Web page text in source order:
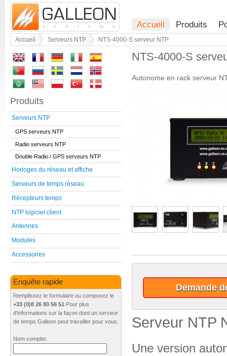
Accueil Produits
Accueil Serveurs NTP NTS-4000-S serveur NTP
NTS-4000-S
Autonome en rack serveur
Demande
Serveur NTP
Une version
Produits
Serveurs NTP
GPS serveurs NTP
Radio serveurs NTP
Double Radio / GPS serveurs NTP
Horloges du réseau et affiche
Serveurs de temps réseau
Récepteurs temps
NTP logiciel client
Antennes
Modules
Accessoires
Enquête rapide
Remplissez le formulaire ou composez le
+33 (0)8 26 80 56 51 Pour plus
d'informations sur la façon dont un serveur
de temps Galleon peut travailler pour vous.
Nom complet: